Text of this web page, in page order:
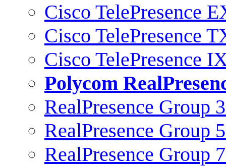
Cisco TelePresence
Cisco TelePresence
Cisco TelePresence
Polycom
RealPresence Group
RealPresence Group
RealPresence Group